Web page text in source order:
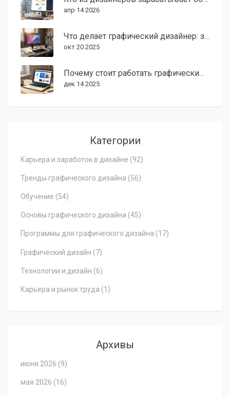
апр 14 2026
Что делает графический дизайнер: задачи, навыки и карьерный путь
окт 20 2025
Почему стоит работать графическим дизайнером в 2025 году
дек 14 2025
Категории
Карьера и заработок в дизайне (92)
Тренды графического дизайна (56)
Обучение (54)
Основы графического дизайна (45)
Программы для графического дизайна (17)
Графический дизайн (7)
Технологии и дизайн (6)
Карьера и рынок труда (1)
Архивы
июня 2026 (9)
мая 2026 (16)